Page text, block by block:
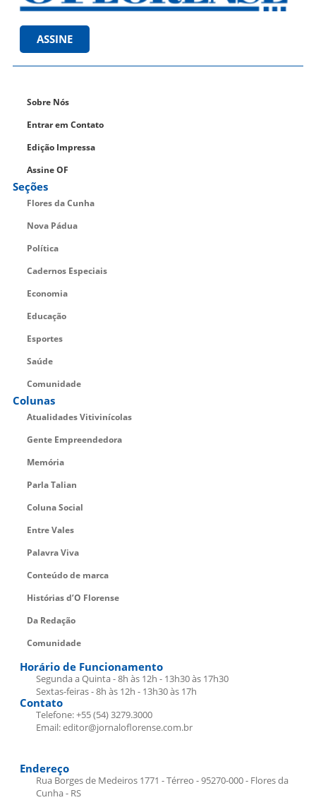
ASSINE
Sobre Nós
Entrar em Contato
Edição Impressa
Assine OF
Seções
Flores da Cunha
Nova Pádua
Política
Cadernos Especiais
Economia
Educação
Esportes
Saúde
Comunidade
Colunas
Atualidades Vitivinícolas
Gente Empreendedora
Memória
Parla Talian
Coluna Social
Entre Vales
Palavra Viva
Conteúdo de marca
Histórias d’O Florense
Da Redação
Comunidade
Horário de Funcionamento
Segunda a Quinta - 8h às 12h - 13h30 às 17h30
Sextas-feiras - 8h às 12h - 13h30 às 17h
Contato
Telefone: +55 (54) 3279.3000
Email: editor@jornaloflorense.com.br
Endereço
Rua Borges de Medeiros 1771 - Térreo - 95270-000 - Flores da
Cunha - RS